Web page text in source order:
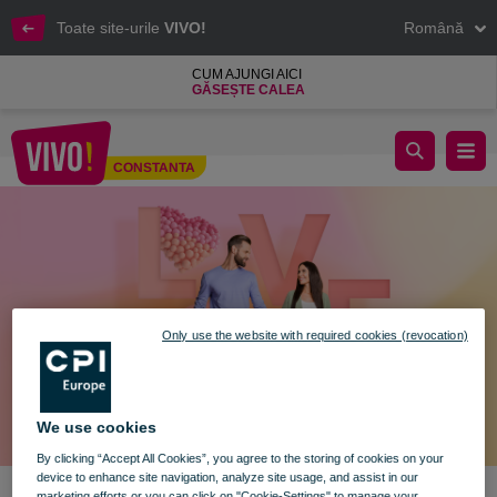
Toate site-urile VIVO! Română
CUM AJUNGI AICI
GĂSEȘTE CALEA
CONSTANTA
Valentine’s Day în lumea VIVO! 💕​
We use cookies
By clicking “Accept All Cookies”, you agree to the storing of cookies on your
device to enhance site navigation, analyze site usage, and assist in our
Only use the website with required cookies (revocation)